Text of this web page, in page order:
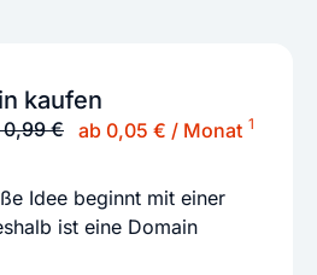
kaufen
0,99 € ab 0,05 € / Monat 1
Idee beginnt mit einer
ist eine Domain